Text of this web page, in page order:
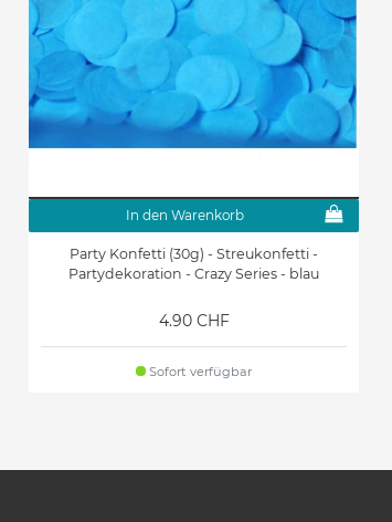
In den Warenkorb
Party Konfetti (30g) - Streukonfetti -
Partydekoration - Crazy Series - blau
4.90 CHF
Sofort verfügbar